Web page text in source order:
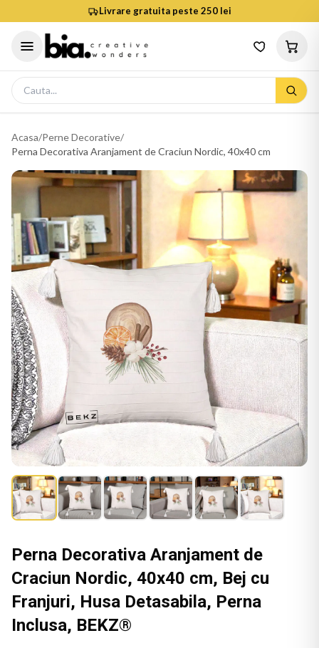
Livrare gratuita peste 250 lei
Acasa/Perne Decorative/
Perna Decorativa Aranjament de Craciun Nordic, 40x40 cm
Perna Decorativa Aranjament de
Craciun Nordic, 40x40 cm, Bej cu
Franjuri, Husa Detasabila, Perna
Inclusa, BEKZ®